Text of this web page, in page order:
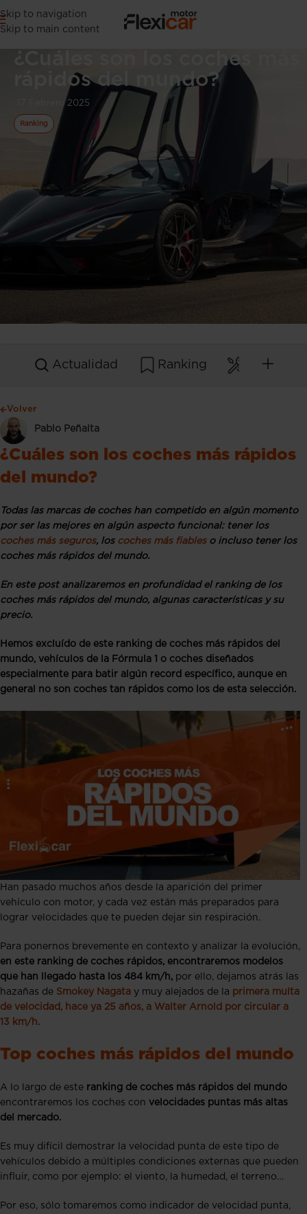
Skip to navigation
Skip to main content
¿Cuáles son los coches más
rápidos del mundo?
17 Febrero 2025
Ranking
Actualidad Ranking
Volver
Pablo Peñalta
¿Cuáles son los coches más rápidos
del mundo?
Todas las marcas de coches han competido en algún momento
por ser las mejores en algún aspecto funcional: tener los
coches más seguros, los coches más fiableso incluso tener los
coches más rápidos del mundo.
En este post analizaremos en profundidad el ranking de los
coches más rápidos del mundo, algunas características y su
precio.
Hemos excluído de este ranking de coches más rápidos del
mundo, vehículos de la Fórmula 1 o coches diseñados
especialmente para batir algún record específico, aunque en
general no son coches tan rápidos como los de esta selección.
Han pasado muchos años desde la aparición del primer
vehículo con motor, y cada vez están más preparados para
lograr velocidades que te pueden dejar sin respiración.
Para ponernos brevemente en contexto y analizar la evolución,
en este ranking de coches rápidos, encontraremos modelos
que han llegado hasta los 484 km/h, por ello, dejamos atrás las
hazañas de Smokey Nagata y muy alejados de la primera multa
de velocidad, hace ya 25 años, a Walter Arnold por circular a
13 km/h.
Top coches más rápidos del mundo
A lo largo de este ranking de coches más rápidos del mundo
encontraremos los coches con velocidades puntas más altas
del mercado.
Es muy difícil demostrar la velocidad punta de este tipo de
vehículos debido a múltiples condiciones externas que pueden
influir, como por ejemplo: el viento, la humedad, el terreno…
Por eso, sólo tomaremos como indicador de velocidad punta,